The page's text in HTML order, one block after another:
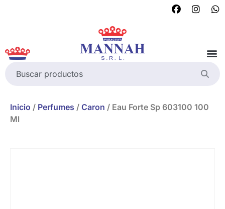
Inicio / Perfumes / Caron / Eau Forte Sp 603100 100
Ml